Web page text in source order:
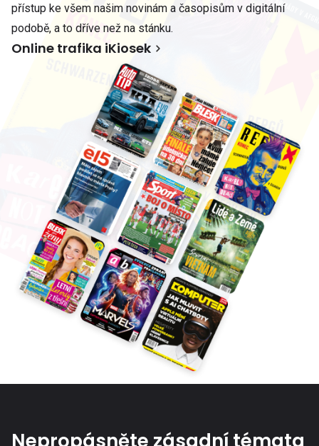
přístup ke všem našim novinám a časopisům v digitální
podobě, a to dříve než na stánku.
Online trafika iKiosek